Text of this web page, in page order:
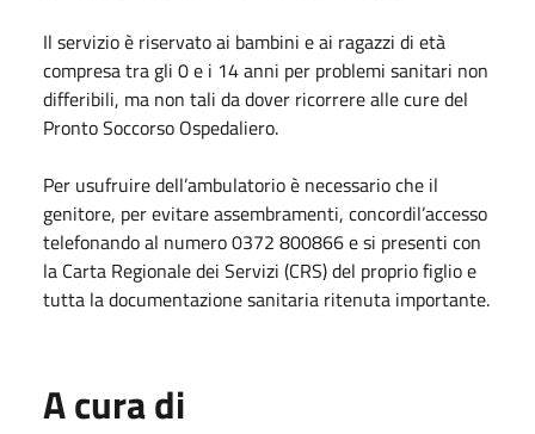
Il servizio è riservato ai bambini e ai ragazzi di età
compresa tra gli 0 e i 14 anni per problemi sanitari non
differibili, ma non tali da dover ricorrere alle cure del
Pronto Soccorso Ospedaliero.
Per usufruire dell’ambulatorio è necessario che il
genitore, per evitare assembramenti, concordil’accesso
telefonando al numero 0372 800866 e si presenti con
la Carta Regionale dei Servizi (CRS) del proprio figlio e
tutta la documentazione sanitaria ritenuta importante.
A cura di